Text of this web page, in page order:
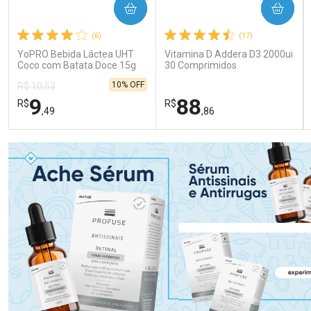
(6)
YoPRO Bebida Láctea UHT
Coco com Batata Doce 15g
R$ 10,53
R$9,49
10% OFF
COMPRAR
FECHAR
Laboratório
Ativar Desconto
FECHAR
Por Menos
(17)
Vitamina D Addera D3 2000ui
30 Comprimidos
R$88,86
COMPRAR
Laboratório
Ativar Desconto
Por Menos